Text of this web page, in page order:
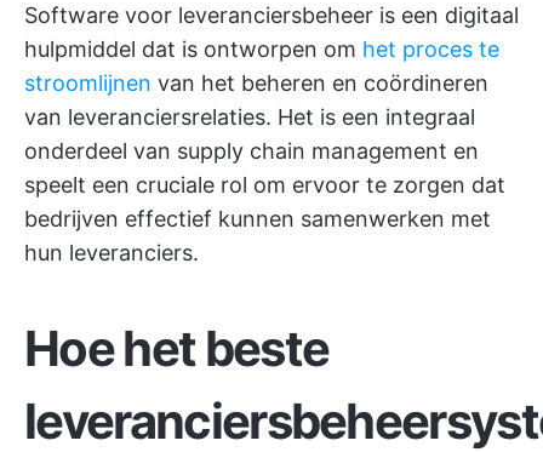
Software voor leveranciersbeheer is een digitaal
hulpmiddel dat is ontworpen om het proces te
stroomlijnen van het beheren en coördineren
van leveranciersrelaties. Het is een integraal
onderdeel van supply chain management en
speelt een cruciale rol om ervoor te zorgen dat
bedrijven effectief kunnen samenwerken met
hun leveranciers.
Hoe het beste